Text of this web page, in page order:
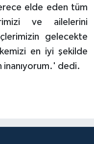
elde eden tüm
ve ailelerini
gelecekte
en iyi şekilde
dedi.